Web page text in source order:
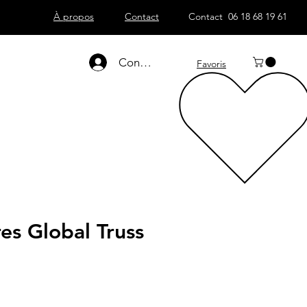
À propos Contact Contact 06 18 68 19 61
Connexion Favoris
Global Truss